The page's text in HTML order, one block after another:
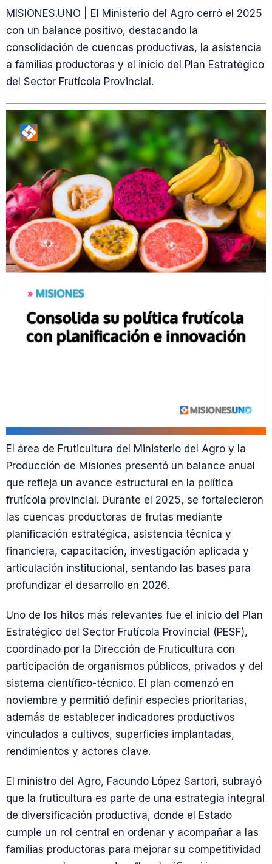
MISIONES.UNO | El Ministerio del Agro cerró el 2025
con un balance positivo, destacando la
consolidación de cuencas productivas, la asistencia
a familias productoras y el inicio del Plan Estratégico
del Sector Frutícola Provincial.
El área de Fruticultura del Ministerio del Agro y la
Producción de Misiones presentó un balance anual
que refleja un avance estructural en la política
frutícola provincial. Durante el 2025, se fortalecieron
las cuencas productoras de frutas mediante
planificación estratégica, asistencia técnica y
financiera, capacitación, investigación aplicada y
articulación institucional, sentando las bases para
profundizar el desarrollo en 2026.
Uno de los hitos más relevantes fue el inicio del Plan
Estratégico del Sector Frutícola Provincial (PESF),
coordinado por la Dirección de Fruticultura con
participación de organismos públicos, privados y del
sistema científico-técnico. El plan comenzó en
noviembre y permitió definir especies prioritarias,
además de establecer indicadores productivos
vinculados a cultivos, superficies implantadas,
rendimientos y actores clave.
El ministro del Agro, Facundo López Sartori, subrayó
que la fruticultura es parte de una estrategia integral
de diversificación productiva, donde el Estado
cumple un rol central en ordenar y acompañar a las
familias productoras para mejorar su competitividad